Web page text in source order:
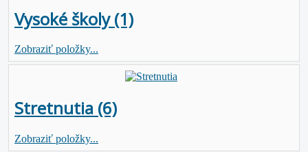
Vysoké školy (1)
Zobraziť položky...
Stretnutia (6)
Zobraziť položky...